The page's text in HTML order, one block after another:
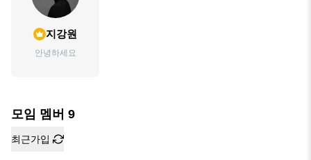
지강원
안녕하세요
모임 멤버 9
최근가입